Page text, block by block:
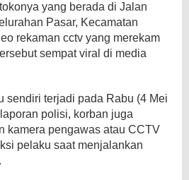
yang berada di Jalan
Pasar, Kecamatan
rekaman cctv yang merekam
sempat viral di media
sendiri terjadi pada Rabu (4 Mei
polisi, korban juga
kamera pengawas atau CCTV
pelaku saat menjalankan